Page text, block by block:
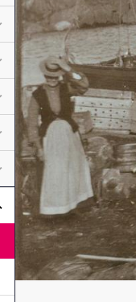
Undermeny för Studera
Undermeny för
Undermeny för
Undermeny för
Undermeny för Om
Undermeny för Aktuellt